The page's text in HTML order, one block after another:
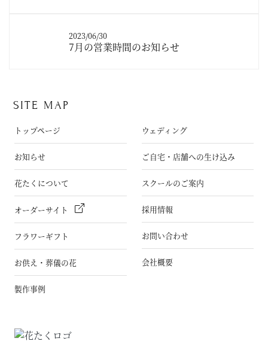
2023/06/30
7月の営業時間のお知らせ
SITE MAP
トップページ
お知らせ
花たくについて
オーダーサイト
フラワーギフト
お供え・葬儀の花
製作事例
ウェディング
ご自宅・店舗への生け込み
スクールのご案内
採用情報
お問い合わせ
会社概要